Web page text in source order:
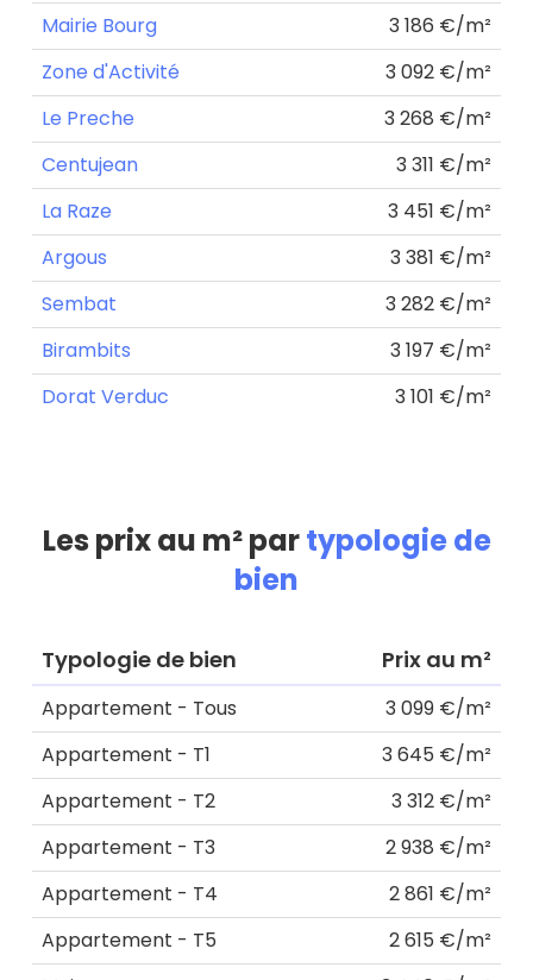
Mairie Bourg
3 186 €/m²
Zone d'Activité
3 092 €/m²
Le Preche
3 268 €/m²
Centujean
3 311 €/m²
La Raze
3 451 €/m²
Argous
3 381 €/m²
Sembat
3 282 €/m²
Birambits
3 197 €/m²
Dorat Verduc
3 101 €/m²
Les prix au m² partypologie de
bien
Typologie de bien Prix au m²
Appartement - Tous
3 099 €/m²
Appartement - T1
3 645 €/m²
Appartement - T2
3 312 €/m²
Appartement - T3
2 938 €/m²
Appartement - T4
2 861 €/m²
Appartement - T5
2 615 €/m²